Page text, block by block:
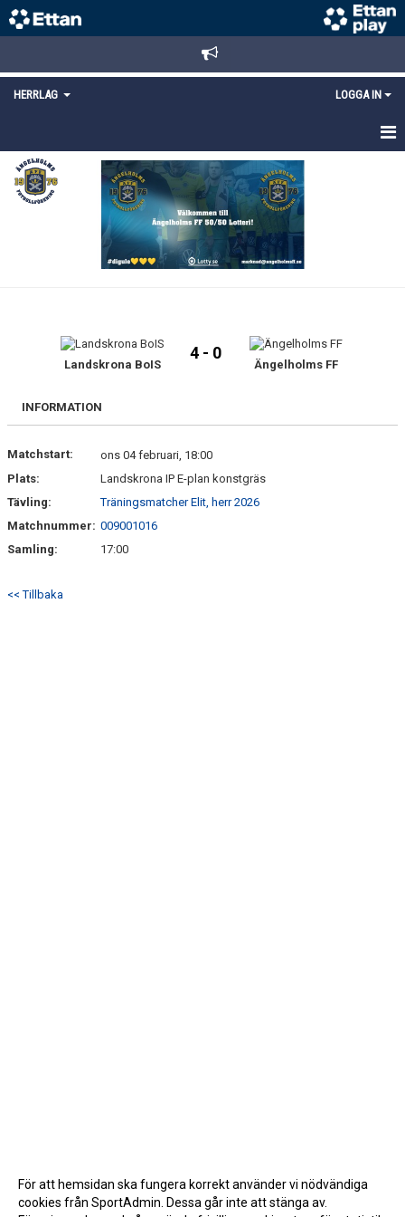
HERRLAG LOGGA IN
HEM
TRUPPEN
Landskrona BoIS
4 - 0
Ängelholms FF
INFORMATION
Matchstart:
ons 04 februari, 18:00
Plats:
Landskrona IP E-plan konstgräs
Tävling:
Träningsmatcher Elit, herr 2026
Matchnummer: 009001016
Samling:
17:00
<< Tillbaka
För att hemsidan ska fungera korrekt använder vi nödvändiga
cookies från SportAdmin. Dessa går inte att stänga av.